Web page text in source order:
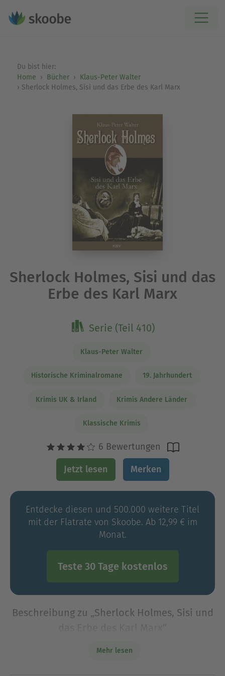
Du bist hier:
Home
Bücher
Klaus-Peter Walter
Sherlock Holmes, Sisi und das Erbe des Karl Marx
Sherlock Holmes, Sisi und das
Erbe des Karl Marx
Serie (Teil 410)
Klaus-Peter Walter
Historische Kriminalromane 19. Jahrhundert
Krimis UK & Irland Krimis Andere Länder
Klassische Krimis
6 Bewertungen
Jetzt lesen Merken
Entdecke diesen und 500.000 weitere Titel
mit der Flatrate von Skoobe. Ab 12,99 € im
Monat.
Teste 30 Tage kostenlos
Beschreibung zu „Sherlock Holmes, Sisi und
Auf der Jagd nach den verschollenen
Mehr lesen